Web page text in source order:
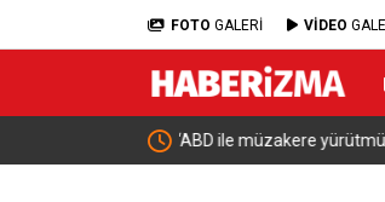
FOTO GALERİ VİDEO
Kestel’de yollar yenilenip